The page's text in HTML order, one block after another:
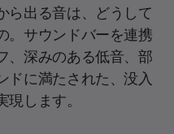
ら出る音は、どうして
。サウンドバーを連携
、深みのある低音、部
ドに満たされた、没入
現します。